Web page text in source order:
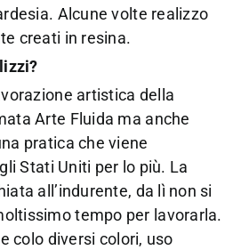
Alcune volte realizzo
creati in resina.
artistica della
Arte Fluida ma anche
pratica che viene
Stati Uniti per lo più. La
all’indurente, da lì non si
tempo per lavorarla.
colo diversi colori, uso